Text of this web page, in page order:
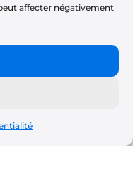
affecter négativement
Produits